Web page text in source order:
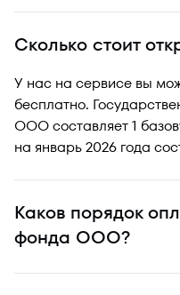
Сколько стоит
У нас на сервисе вы
бесплатно.
ООО составляет 1
на январь 2026 года
Каков порядок
фонда ООО?